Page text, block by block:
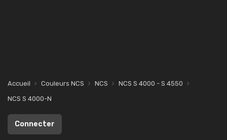
Accueil Couleurs NCS NCS
NCS S 4000 - S 4550
NCS S 4000-N
Connecter